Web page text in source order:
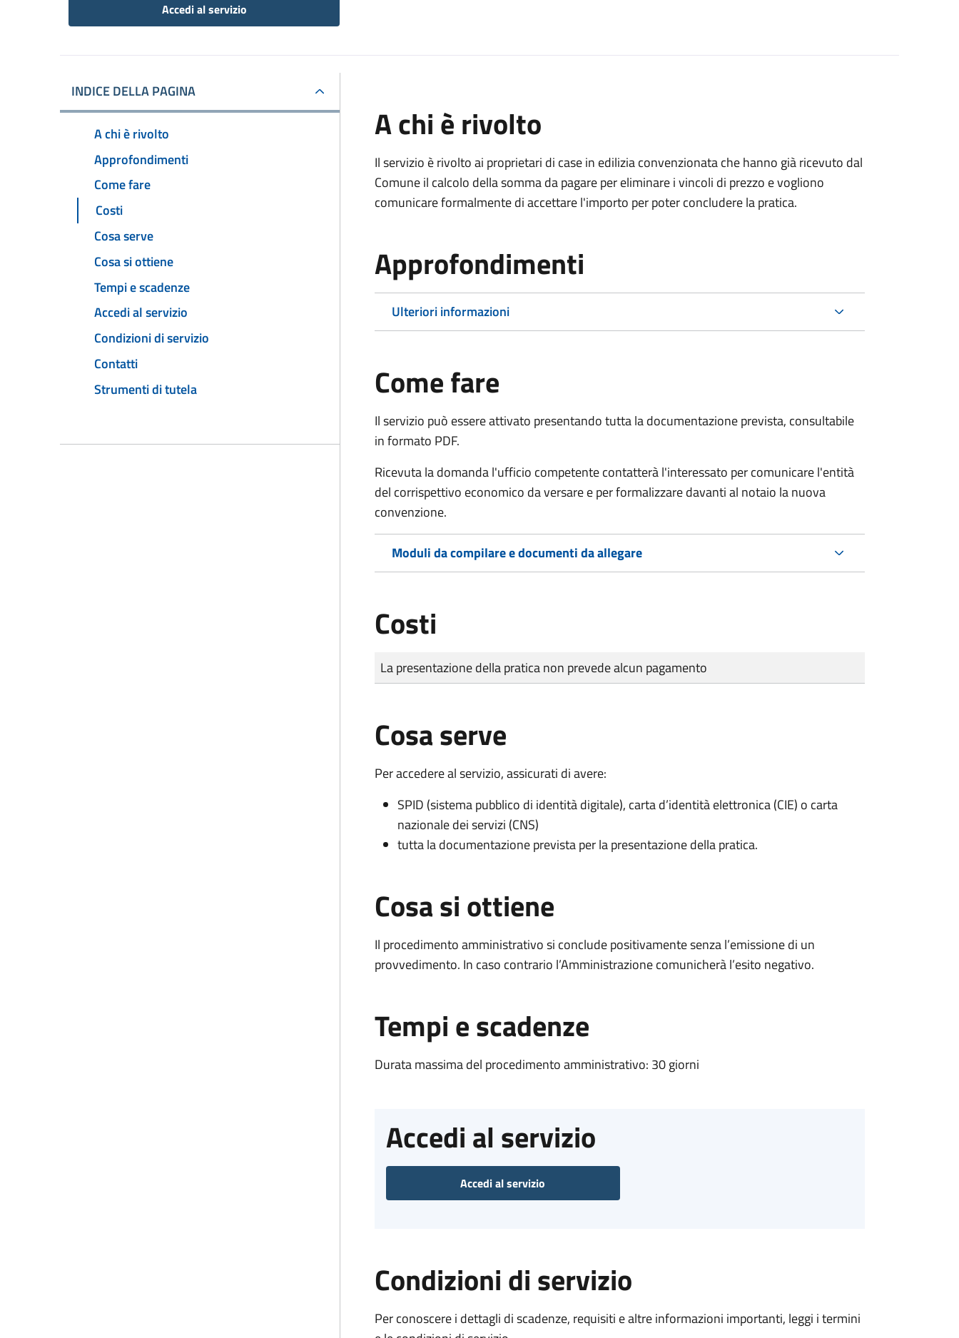
Accedi al servizio
INDICE DELLA PAGINA
A chi è rivolto
Approfondimenti
Come fare
Costi
Cosa serve
Cosa si ottiene
Tempi e scadenze
Accedi al servizio
Condizioni di servizio
Contatti
Strumenti di tutela
A chi è rivolto
Il servizio è rivolto ai proprietari di case in edilizia convenzionata che hanno già ricevuto dal
Comune il calcolo della somma da pagare per eliminare i vincoli di prezzo e vogliono
comunicare formalmente di accettare l'importo per poter concludere la pratica.
Approfondimenti
Ulteriori informazioni
Come fare
Il servizio può essere attivato presentando tutta la documentazione prevista, consultabile
in formato PDF.
Ricevuta la domanda l'ufficio competente contatterà l'interessato per comunicare l'entità
del corrispettivo economico da versare e per formalizzare davanti al notaio la nuova
convenzione.
Moduli da compilare e documenti da allegare
Costi
Tipo di pagamento
Importo
La presentazione della pratica non prevede alcun pagamento
Cosa serve
Per accedere al servizio, assicurati di avere:
SPID (sistema pubblico di identità digitale), carta d’identità elettronica (CIE) o carta
nazionale dei servizi (CNS)
tutta la documentazione prevista per la presentazione della pratica.
Cosa si ottiene
Il procedimento amministrativo si conclude positivamente senza l’emissione di un
provvedimento. In caso contrario l’Amministrazione comunicherà l’esito negativo.
Tempi e scadenze
Durata massima del procedimento amministrativo: 30 giorni
Accedi al servizio
Accedi al servizio
Condizioni di servizio
Per conoscere i dettagli di scadenze, requisiti e altre informazioni importanti, leggi i termini